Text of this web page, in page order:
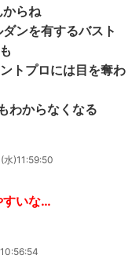
らね
ンを有するバスト
トプロには目を奪わ
わからなくなる
)11:59:50
すいな…